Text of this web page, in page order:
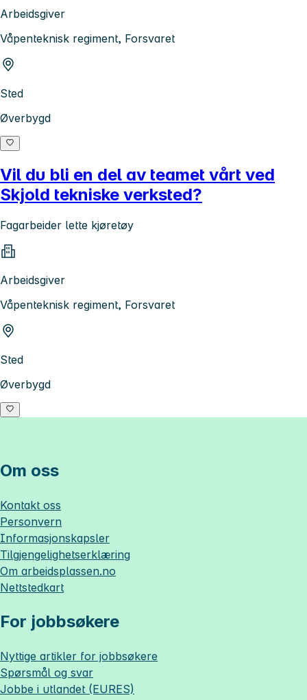
Arbeidsgiver
Våpenteknisk regiment, Forsvaret
Sted
Øverbygd
Vil du bli en del av teamet vårt ved
Skjold tekniske verksted?
Fagarbeider lette kjøretøy
Arbeidsgiver
Våpenteknisk regiment, Forsvaret
Sted
Øverbygd
Om oss
Kontakt oss
Personvern
Informasjonskapsler
Tilgjengelighetserklæring
Om arbeidsplassen.no
Nettstedkart
For jobbsøkere
Nyttige artikler for jobbsøkere
Spørsmål og svar
Jobbe i utlandet (EURES)